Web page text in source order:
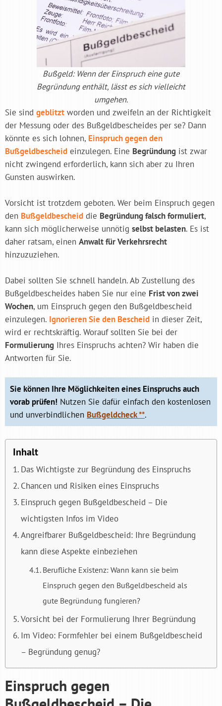
Bußgeld: Wenn der Einspruch eine gute
Begründung enthält, lässt es sich vielleicht
umgehen.
Sie sind geblitzt worden und zweifeln an der Richtigkeit
der Messung oder des Bußgeldbescheides per se? Dann
könnte es sich lohnen, Einspruch gegen den
Bußgeldbescheid einzulegen. Eine Begründung ist zwar
nicht zwingend erforderlich, kann sich aber zu Ihren
Gunsten auswirken.
Vorsicht ist trotzdem geboten. Wer beim Einspruch gegen
den Bußgeldbescheid die Begründung falsch formuliert,
kann sich möglicherweise unnötig selbst belasten. Es ist
daher ratsam, einen Anwalt für Verkehrsrecht
hinzuzuziehen.
Dabei sollten Sie schnell handeln. Ab Zustellung des
Bußgeldbescheides haben Sie nur eine Frist von zwei
Wochen, um Einspruch gegen den Bußgeldbescheid
einzulegen. Ignorieren Sie den Bescheid in dieser Zeit,
wird er rechtskräftig. Worauf sollten Sie bei der
Formulierung Ihres Einspruchs achten? Wir haben die
Antworten für Sie.
Sie können Ihre Möglichkeiten eines Einspruchs auch
vorab prüfen! Nutzen Sie dafür einfach den kostenlosen
und unverbindlichen Bußgeldcheck **.
Inhalt
Das Wichtigste zur Begründung des Einspruchs
Chancen und Risiken eines Einspruchs
Einspruch gegen Bußgeldbescheid – Die
wichtigsten Infos im Video
Angreifbarer Bußgeldbescheid: Ihre Begründung
kann diese Aspekte einbeziehen
Berufliche Existenz: Wann kann sie beim
Einspruch gegen den Bußgeldbescheid als
gute Begründung fungieren?
Vorsicht bei der Formulierung Ihrer Begründung
Im Video: Formfehler bei einem Bußgeldbescheid
– Begründung genug?
Einspruch gegen